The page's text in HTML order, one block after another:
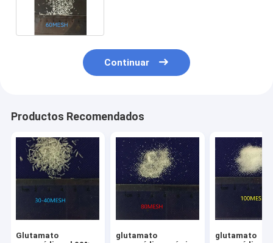
Continuar
Productos Recomendados
Glutamato
glutamato
glutamato